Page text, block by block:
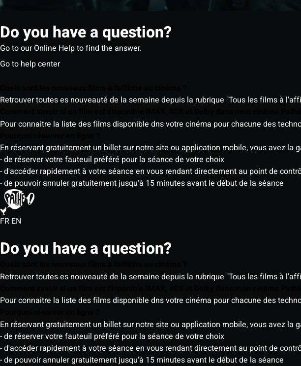
Do you have a question?
Go to our Online Help to find the answer.
Go to help center
Retrouver toutes es nouveauté de la semaine depuis la rubrique "Tous les films à
Pour connaitre la liste des films disponible dns votre cinéma pour chacune des
En réservant gratuitement un billet sur notre site ou application mobile, vous avez la
- de réserver votre fauteuil préféré pour la séance de votre choix
- d'accéder rapidement à votre séance en vous rendant directement au point de
- de pouvoir annuler gratuitement jusqu'à 15 minutes avant le début de la séance
FR EN
Do you have a question?
Retrouver toutes es nouveauté de la semaine depuis la rubrique "Tous les films à
Pour connaitre la liste des films disponible dns votre cinéma pour chacune des
En réservant gratuitement un billet sur notre site ou application mobile, vous avez la
- de réserver votre fauteuil préféré pour la séance de votre choix
- d'accéder rapidement à votre séance en vous rendant directement au point de
- de pouvoir annuler gratuitement jusqu'à 15 minutes avant le début de la séance